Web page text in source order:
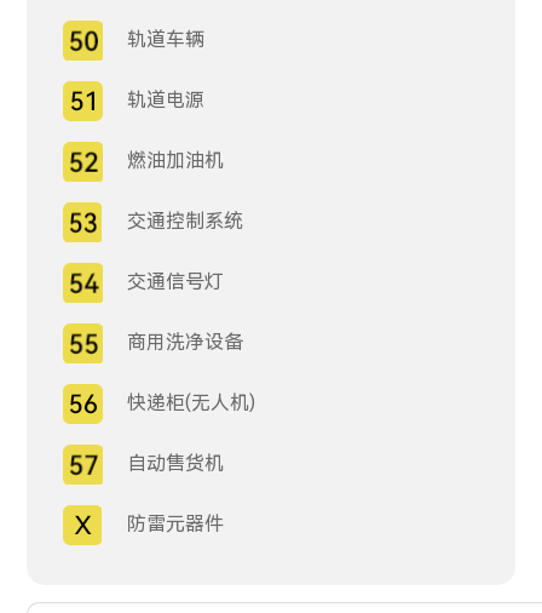
轨道车辆
轨道电源
燃油加油机
交通控制系统
交通信号灯
商用洗净设备
快递柜(无人机)
自动售货机
防雷元器件